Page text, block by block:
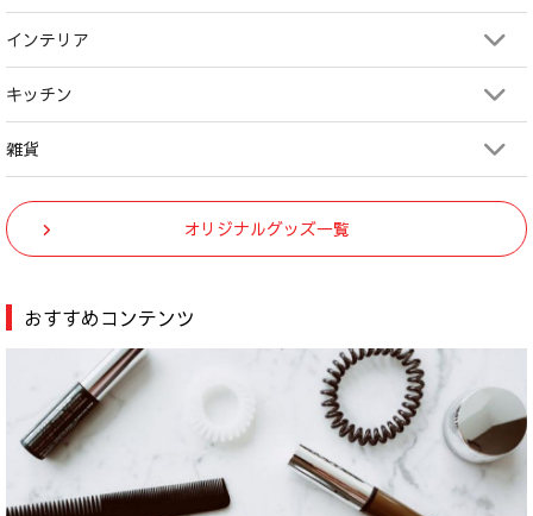
インテリア
キッチン
雑貨
オリジナルグッズ一覧
おすすめコンテンツ